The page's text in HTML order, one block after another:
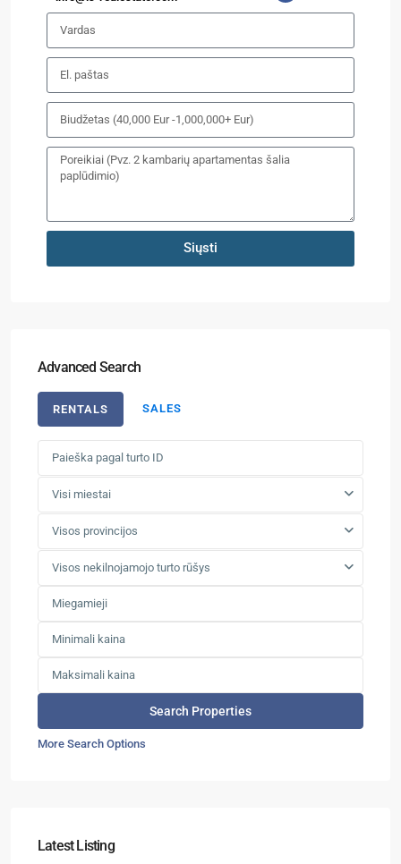
Siųsti
Advanced Search
RENTALS SALES
Visi miestai
Visos provincijos
Visos nekilnojamojo turto rūšys
More Search Options
Latest Listing